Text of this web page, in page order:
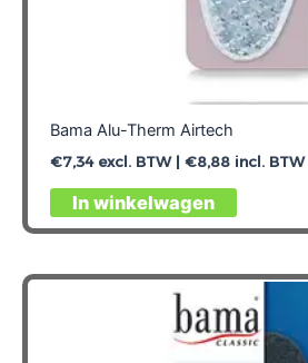
Bama Alu-Therm Airtech
€7,34excl. BTW | €8,88incl. BTW
In winkelwagen
Dit
product
meerdere
variaties.
Deze
optie